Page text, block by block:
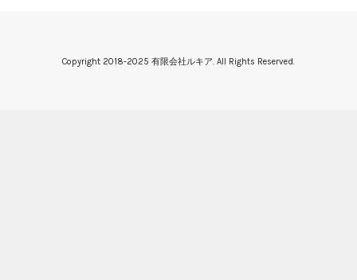
Copyright 2018-2025 有限会社ルキア. All Rights Reserved.